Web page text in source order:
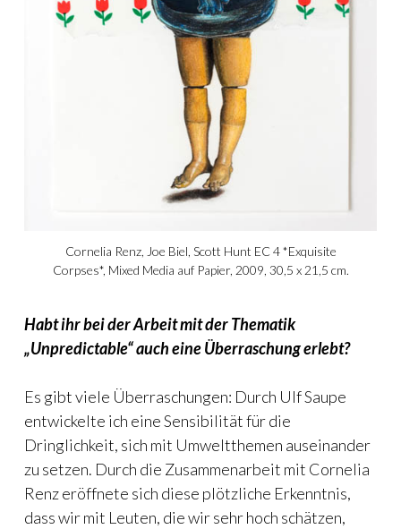
Cornelia Renz, Joe Biel, Scott Hunt EC 4 *Exquisite
Corpses*, Mixed Media auf Papier, 2009, 30,5 x 21,5 cm.
Habt ihr bei der Arbeit mit der Thematik
„Unpredictable“ auch eine Überraschung erlebt?
Es gibt viele Überraschungen: Durch Ulf Saupe
entwickelte ich eine Sensibilität für die
Dringlichkeit, sich mit Umweltthemen auseinander
zu setzen. Durch die Zusammenarbeit mit Cornelia
Renz eröffnete sich diese plötzliche Erkenntnis,
dass wir mit Leuten, die wir sehr hoch schätzen,